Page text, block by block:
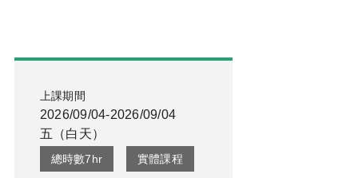
上課期間
2026/09/04-2026/09/04
五 （白天）
總時數7hr 實體課程